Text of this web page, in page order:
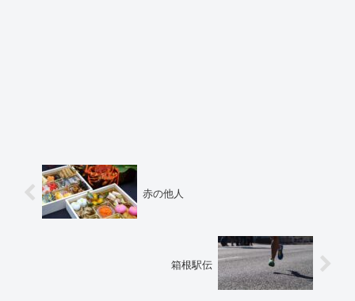
赤の他人
箱根駅伝